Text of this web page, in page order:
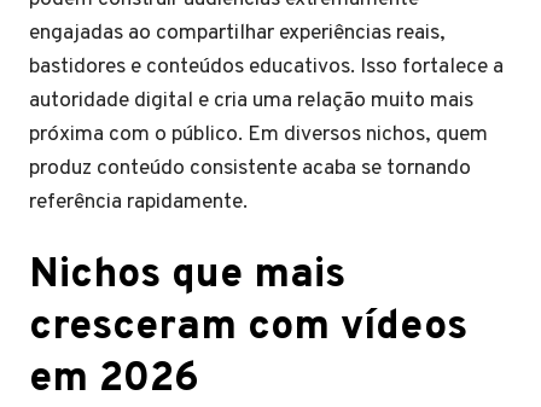
engajadas ao compartilhar experiências reais,
bastidores e conteúdos educativos. Isso fortalece a
autoridade digital e cria uma relação muito mais
próxima com o público. Em diversos nichos, quem
produz conteúdo consistente acaba se tornando
referência rapidamente.
Nichos que mais
cresceram com vídeos
em 2026